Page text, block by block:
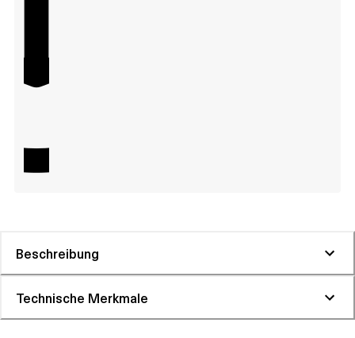
Beschreibung
Technische Merkmale